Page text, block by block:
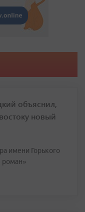
объяснил,
новый
имени Горького
роман»